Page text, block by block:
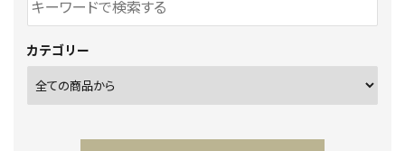
カテゴリー